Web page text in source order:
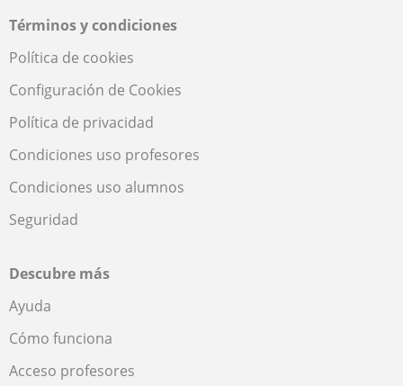
Términos y condiciones
Política de cookies
Configuración de Cookies
Política de privacidad
Condiciones uso profesores
Condiciones uso alumnos
Seguridad
Descubre más
Ayuda
Cómo funciona
Acceso profesores